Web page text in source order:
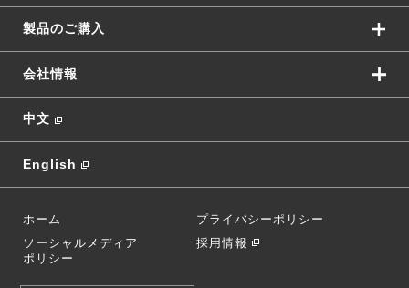
製品のご購入
会社情報
中文
English
ホーム
プライバシーポリシー
ソーシャルメディア
ポリシー
採用情報